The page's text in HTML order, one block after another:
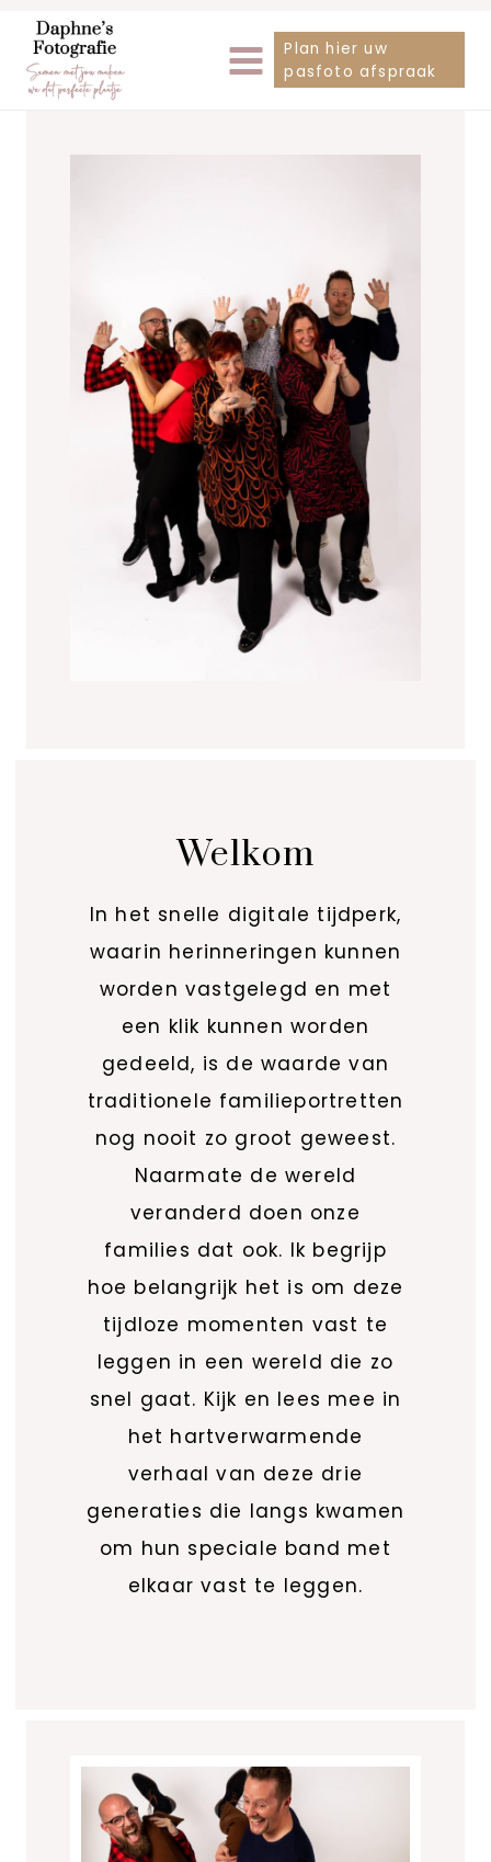
Doorgaan
naar
inhoud
Plan hier uw
pasfoto afspraak
Welkom
In het snelle digitale tijdperk,
waarin herinneringen kunnen
worden vastgelegd en met
een klik kunnen worden
gedeeld, is de waarde van
traditionele familieportretten
nog nooit zo groot geweest.
Naarmate de wereld
veranderd doen onze
families dat ook. Ik begrijp
hoe belangrijk het is om deze
tijdloze momenten vast te
leggen in een wereld die zo
snel gaat. Kijk en lees mee in
het hartverwarmende
verhaal van deze drie
generaties die langs kwamen
om hun speciale band met
elkaar vast te leggen.